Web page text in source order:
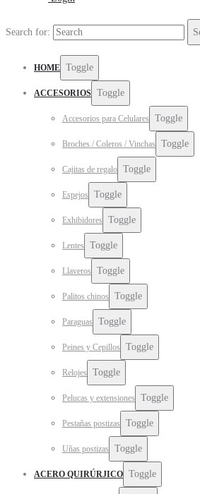
Search for:
HOME Toggle
ACCESORIOS Toggle
Accesorios para Celulares Toggle
Broches / Coleros / Vinchas Toggle
Cajitas de regalo Toggle
Espejos Toggle
Exhibidores Toggle
Lentes Toggle
Llaveros Toggle
Palitos chinos Toggle
Paraguas Toggle
Peines y Cepillos Toggle
Relojes Toggle
Pelucas y extensiones Toggle
Pestañas postizas Toggle
Uñas postizas Toggle
ACERO QUIRÚRJICO Toggle